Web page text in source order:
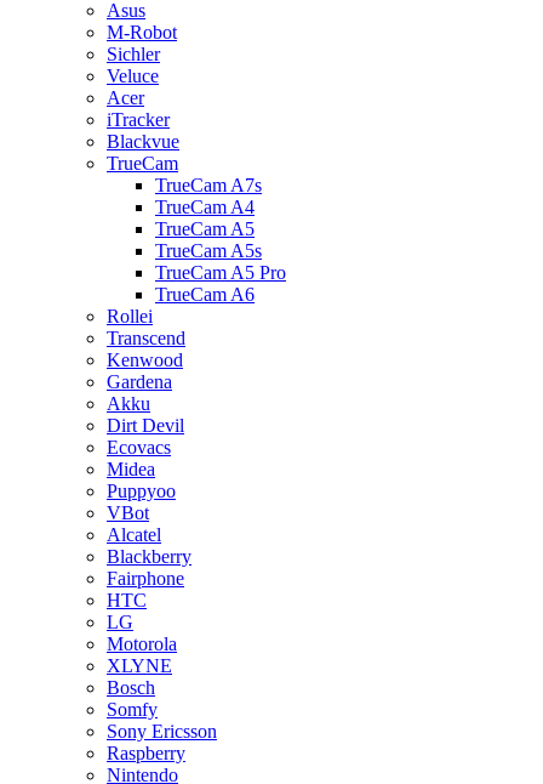
Asus
M-Robot
Sichler
Veluce
Acer
iTracker
Blackvue
TrueCam
TrueCam A7s
TrueCam A4
TrueCam A5
TrueCam A5s
TrueCam A5 Pro
TrueCam A6
Rollei
Transcend
Kenwood
Gardena
Akku
Dirt Devil
Ecovacs
Midea
Puppyoo
VBot
Alcatel
Blackberry
Fairphone
HTC
LG
Motorola
XLYNE
Bosch
Somfy
Sony Ericsson
Raspberry
Nintendo